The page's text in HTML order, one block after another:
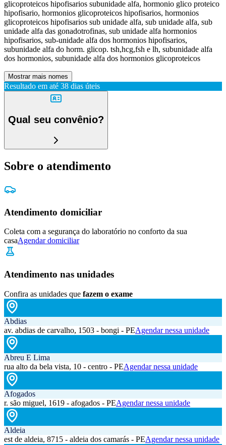
glicoproteicos hipofisarios subunidade alfa, hormonio glico proteico
hipofisario, hormonios glicoproteicos hipofisarios, hormonios
glicoproteicos hipofisarios sub unidade alfa, sub unidade alfa, sub
unidade alfa das gonadotrofinas, sub unidade alfa hormonios
hipofisarios, sub-unidade alfa dos hormonios hipofisarios,
subunidade alfa do horm. glicop. tsh,hcg,fsh e lh, subunidade alfa
dos hormonios, subunidade alfa dos hormonios glicoproteicos
Mostrar mais nomes
Resultado em até 38 dias úteis
Qual seu convênio?
Sobre o atendimento
Atendimento domiciliar
Coleta com a segurança do laboratório no conforto da sua
casaAgendar domiciliar
Atendimento nas unidades
Confira as unidades que fazem o exame
Abdias
av. abdias de carvalho, 1503 - bongi - PEAgendar nessa unidade
Abreu E Lima
rua alto da bela vista, 10 - centro - PEAgendar nessa unidade
Afogados
r. são miguel, 1619 - afogados - PEAgendar nessa unidade
Aldeia
est de aldeia, 8715 - aldeia dos camarás - PEAgendar nessa unidade